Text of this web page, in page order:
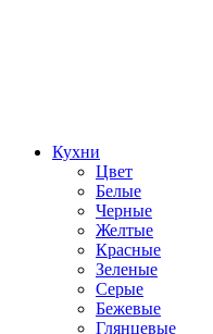
Кухни
Цвет
Белые
Черные
Желтые
Красные
Зеленые
Серые
Бежевые
Глянцевые